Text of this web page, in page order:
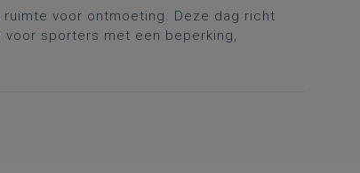
voor ontmoeting. Deze dag richt
sporters met een beperking,